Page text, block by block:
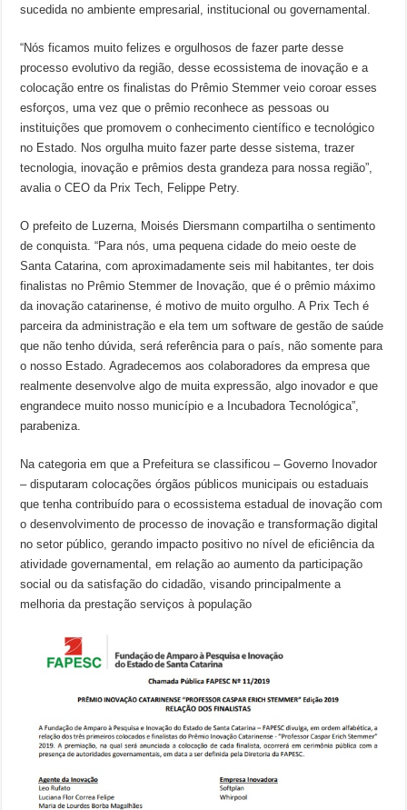
sucedida no ambiente empresarial, institucional ou governamental.
“Nós ficamos muito felizes e orgulhosos de fazer parte desse
processo evolutivo da região, desse ecossistema de inovação e a
colocação entre os finalistas do Prêmio Stemmer veio coroar esses
esforços, uma vez que o prêmio reconhece as pessoas ou
instituições que promovem o conhecimento científico e tecnológico
no Estado. Nos orgulha muito fazer parte desse sistema, trazer
tecnologia, inovação e prêmios desta grandeza para nossa região”,
avalia o CEO da Prix Tech, Felippe Petry.
O prefeito de Luzerna, Moisés Diersmann compartilha o sentimento
de conquista. “Para nós, uma pequena cidade do meio oeste de
Santa Catarina, com aproximadamente seis mil habitantes, ter dois
finalistas no Prêmio Stemmer de Inovação, que é o prêmio máximo
da inovação catarinense, é motivo de muito orgulho. A Prix Tech é
parceira da administração e ela tem um software de gestão de saúde
que não tenho dúvida, será referência para o país, não somente para
o nosso Estado. Agradecemos aos colaboradores da empresa que
realmente desenvolve algo de muita expressão, algo inovador e que
engrandece muito nosso município e a Incubadora Tecnológica”,
parabeniza.
Na categoria em que a Prefeitura se classificou – Governo Inovador
– disputaram colocações órgãos públicos municipais ou estaduais
que tenha contribuído para o ecossistema estadual de inovação com
o desenvolvimento de processo de inovação e transformação digital
no setor público, gerando impacto positivo no nível de eficiência da
atividade governamental, em relação ao aumento da participação
social ou da satisfação do cidadão, visando principalmente a
melhoria da prestação serviços à população